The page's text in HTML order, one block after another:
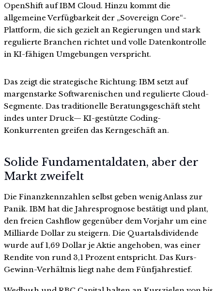
OpenShift auf IBM Cloud. Hinzu kommt die
allgemeine Verfügbarkeit der „Sovereign Core“-
Plattform, die sich gezielt an Regierungen und stark
regulierte Branchen richtet und volle Datenkontrolle
in KI-fähigen Umgebungen verspricht.
Das zeigt die strategische Richtung: IBM setzt auf
margenstarke Softwarenischen und regulierte Cloud-
Segmente. Das traditionelle Beratungsgeschäft steht
indes unter Druck— KI-gestützte Coding-
Konkurrenten greifen das Kerngeschäft an.
Solide Fundamentaldaten, aber der
Markt zweifelt
Die Finanzkennzahlen selbst geben wenig Anlass zur
Panik. IBM hat die Jahresprognose bestätigt und plant,
den freien Cashflow gegenüber dem Vorjahr um eine
Milliarde Dollar zu steigern. Die Quartalsdividende
wurde auf 1,69 Dollar je Aktie angehoben, was einer
Rendite von rund 3,1 Prozent entspricht. Das Kurs-
Gewinn-Verhältnis liegt nahe dem Fünfjahrestief.